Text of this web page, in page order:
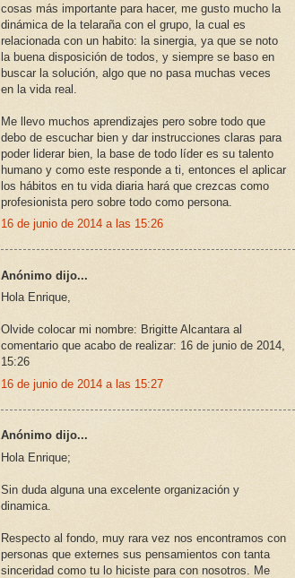
cosas más importante para hacer, me gusto mucho la
dinámica de la telaraña con el grupo, la cual es
relacionada con un habito: la sinergia, ya que se noto
la buena disposición de todos, y siempre se baso en
buscar la solución, algo que no pasa muchas veces
en la vida real.
Me llevo muchos aprendizajes pero sobre todo que
debo de escuchar bien y dar instrucciones claras para
poder liderar bien, la base de todo líder es su talento
humano y como este responde a ti, entonces el aplicar
los hábitos en tu vida diaria hará que crezcas como
profesionista pero sobre todo como persona.
16 de junio de 2014 a las 15:26
Anónimo dijo...
Hola Enrique,
Olvide colocar mi nombre: Brigitte Alcantara al
comentario que acabo de realizar: 16 de junio de 2014,
15:26
16 de junio de 2014 a las 15:27
Anónimo dijo...
Hola Enrique;
Sin duda alguna una excelente organización y
dinamica.
Respecto al fondo, muy rara vez nos encontramos con
personas que externes sus pensamientos con tanta
sinceridad como tu lo hiciste para con nosotros. Me